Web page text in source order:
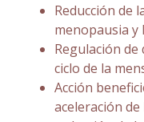
Reducción de
menopausia y
Regulación
ciclo de la
Acción
aceleración